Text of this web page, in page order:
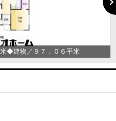
◆建物／９７．０６平米